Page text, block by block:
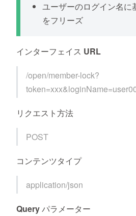
ユーザーのログイン名に
をフリーズ
インターフェイス URL
/open/member-lock?
リクエスト方法
POST
コンテンツタイプ
application/json
Query パラメーター